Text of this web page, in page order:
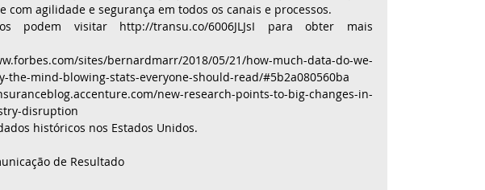
com agilidade e segurança em todos os canais e processos.
podem visitar http://transu.co/6006JLJsI para obter mais
sites/bernardmarr/2018/05/21/how-much-data-do-we-
the-mind-blowing-stats-everyone-should-read/#5b2a080560ba
new-research-points-to-big-changes-in-
disruption
históricos nos Estados Unidos.
de Resultado